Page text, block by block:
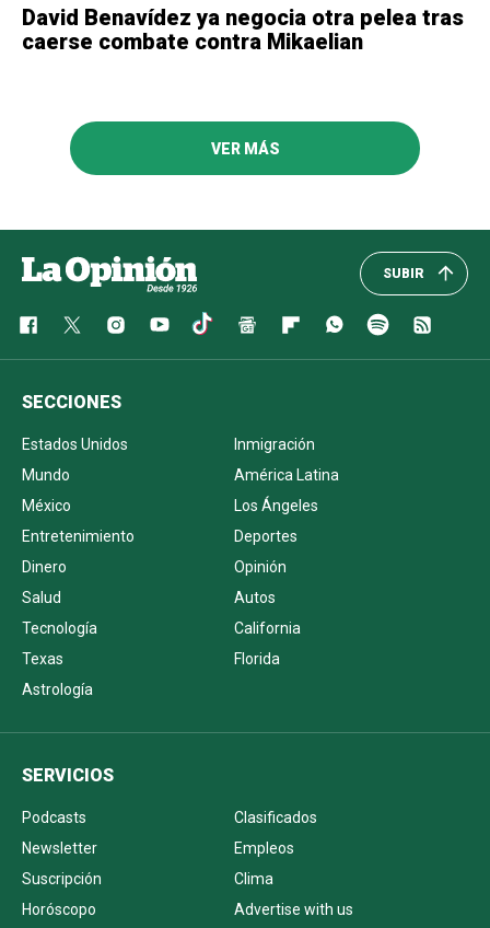
David Benavídez ya negocia otra pelea tras
caerse combate contra Mikaelian
VER MÁS
SUBIR
SECCIONES
Estados Unidos
Inmigración
Mundo
América Latina
México
Los Ángeles
Entretenimiento
Deportes
Dinero
Opinión
Salud
Autos
Tecnología
California
Texas
Florida
Astrología
SERVICIOS
Podcasts
Clasificados
Newsletter
Empleos
Suscripción
Clima
Horóscopo
Advertise with us